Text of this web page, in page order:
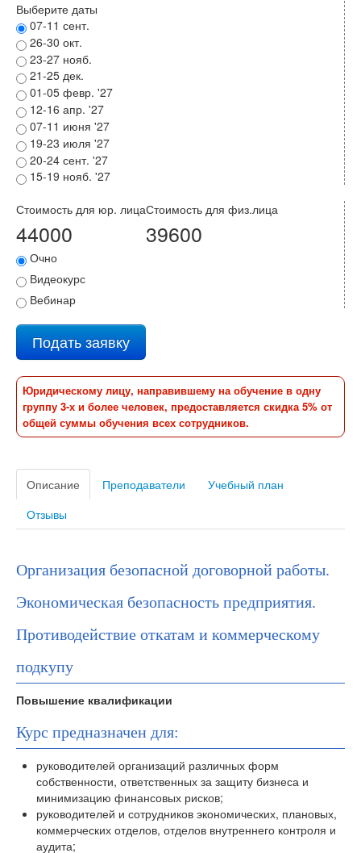
Выберите даты
07-11 сент.
26-30 окт.
23-27 нояб.
21-25 дек.
01-05 февр. '27
12-16 апр. '27
07-11 июня '27
19-23 июля '27
20-24 сент. '27
15-19 нояб. '27
Стоимость для юр. лица
44000
Стоимость для физ.лица
39600
Очно
Видеокурс
Вебинар
Подать заявку
Юридическому лицу, направившему на обучение в одну
группу 3-х и более человек, предоставляется скидка 5% от
общей суммы обучения всех сотрудников.
Описание Преподаватели
Учебный план
Отзывы
Организация безопасной договорной работы.
Экономическая безопасность предприятия.
Противодействие откатам и коммерческому
подкупу
Повышение квалификации
Курс предназначен для:
руководителей организаций различных форм
собственности, ответственных за защиту бизнеса и
минимизацию финансовых рисков;
руководителей и сотрудников экономических, плановых,
коммерческих отделов, отделов внутреннего контроля и
аудита;